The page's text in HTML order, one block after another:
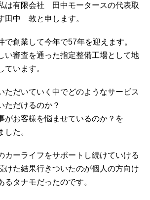
は有限会社 田中モータースの代表取
田中 敦と申します。
で創業して今年で57年を迎えます。
い審査を通った指定整備工場として地
ています。
ただいていく中でどのようなサービス
ただけるのか？
がお客様を悩ませているのか？を
した。
カーライフをサポートし続けていける
けた結果行きついたのが個人の方向け
るタナモだったのです。